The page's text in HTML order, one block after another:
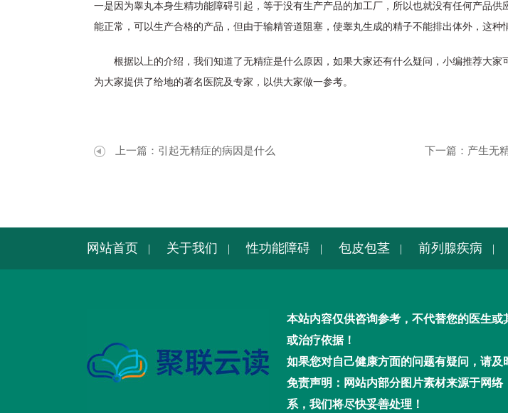
一是因为睾丸本身生精功能障碍引起，等于没有生产产品的加工厂，所以也就没有任何产品供
能正常，可以生产合格的产品，但由于输精管道阻塞，使睾丸生成的精子不能排出体外，这种
根据以上的介绍，我们知道了无精症是什么原因，如果大家还有什么疑问，小编推荐大家
为大家提供了给地的著名医院及专家，以供大家做一参考。
上一篇： 引起无精症的病因是什么 下一篇： 产生无
网站首页 | 关于我们 | 性功能障碍 | 包皮包茎 | 前列腺疾病 |
本站内容仅供咨询参考，不代替您的医生
或治疗依据！
如果您对自己健康方面的问题有疑问，请及
免责声明：网站内部分图片素材来源于网
系，我们将尽快妥善处理！